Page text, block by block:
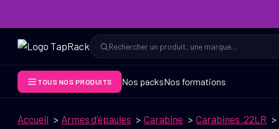
Rechercher
Rechercher
TOUS NOS PRODUITS Nos packsNos formations
Accueil Armes d'épaules Carabine Carabines .22LR